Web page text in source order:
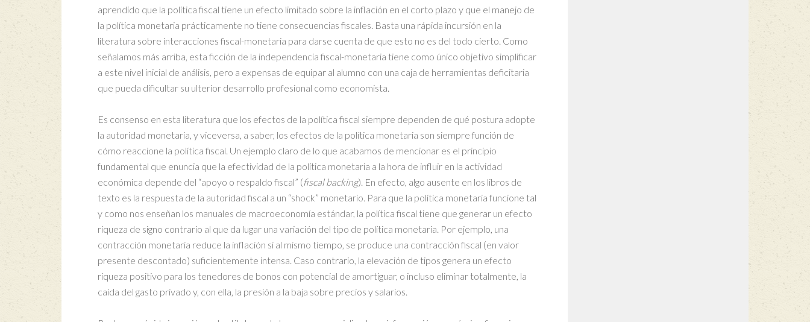
aprendido que la política fiscal tiene un efecto limitado sobre la inflación en el corto plazo y que el manejo de
la política monetaria prácticamente no tiene consecuencias fiscales. Basta una rápida incursión en la
literatura sobre interacciones fiscal-monetaria para darse cuenta de que esto no es del todo cierto. Como
señalamos más arriba, esta ficción de la independencia fiscal-monetaria tiene como único objetivo simplificar
a este nivel inicial de análisis, pero a expensas de equipar al alumno con una caja de herramientas deficitaria
que pueda dificultar su ulterior desarrollo profesional como economista.
Es consenso en esta literatura que los efectos de la política fiscal siempre dependen de qué postura adopte
la autoridad monetaria, y viceversa, a saber, los efectos de la política monetaria son siempre función de
cómo reaccione la política fiscal. Un ejemplo claro de lo que acabamos de mencionar es el principio
fundamental que enuncia que la efectividad de la política monetaria a la hora de influir en la actividad
económica depende del “apoyo o respaldo fiscal” (fiscal backing). En efecto, algo ausente en los libros de
texto es la respuesta de la autoridad fiscal a un “shock” monetario. Para que la política monetaria funcione tal
y como nos enseñan los manuales de macroeconomía estándar, la política fiscal tiene que generar un efecto
riqueza de signo contrario al que da lugar una variación del tipo de política monetaria. Por ejemplo, una
contracción monetaria reduce la inflación si al mismo tiempo, se produce una contracción fiscal (en valor
presente descontado) suficientemente intensa. Caso contrario, la elevación de tipos genera un efecto
riqueza positivo para los tenedores de bonos con potencial de amortiguar, o incluso eliminar totalmente, la
caída del gasto privado y, con ella, la presión a la baja sobre precios y salarios.